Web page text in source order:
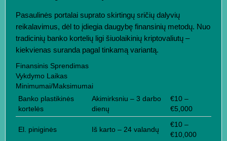
Pasaulinės portalai suprato skirtingų sričių dalyvių
reikalavimus, dėl to įdiegia daugybę finansinių metodų. Nuo
tradicinių banko kortelių ligi šiuolaikinių kriptovaliutų –
kiekvienas suranda pagal tinkamą variantą.
Finansinis Sprendimas
Vykdymo Laikas
Minimumai/Maksimumai
Banko plastikinės
kortelės
Akimirksniu – 3 darbo
dienų
€10 –
€5,000
El. piniginės Iš karto – 24 valandų
€10 –
€10,000